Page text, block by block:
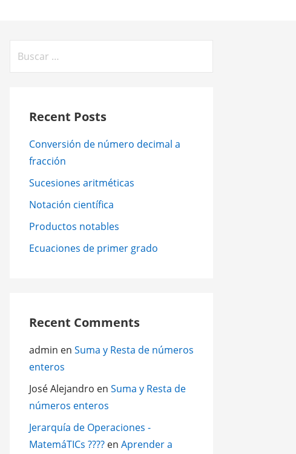
Recent Posts
Conversión de número decimal a
fracción
Sucesiones aritméticas
Notación científica
Productos notables
Ecuaciones de primer grado
Recent Comments
admin en Suma y Resta de números
enteros
José Alejandro en Suma y Resta de
números enteros
Jerarquía de Operaciones -
MatemáTICs ????en Aprender a